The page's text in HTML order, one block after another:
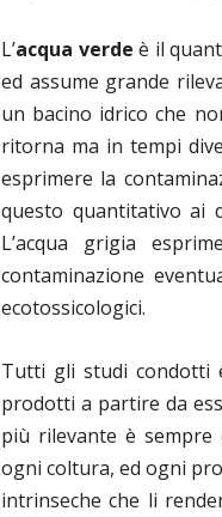
L’acqua verde è il
ed assume grande
un bacino idrico che
ritorna ma in tempi
esprimere la
questo quantitativo ai
L’acqua grigia
contaminazione
ecotossicologici.
Tutti gli studi condotti
prodotti a partire da
più rilevante è sempre
ogni coltura, ed ogni
intrinseche che li